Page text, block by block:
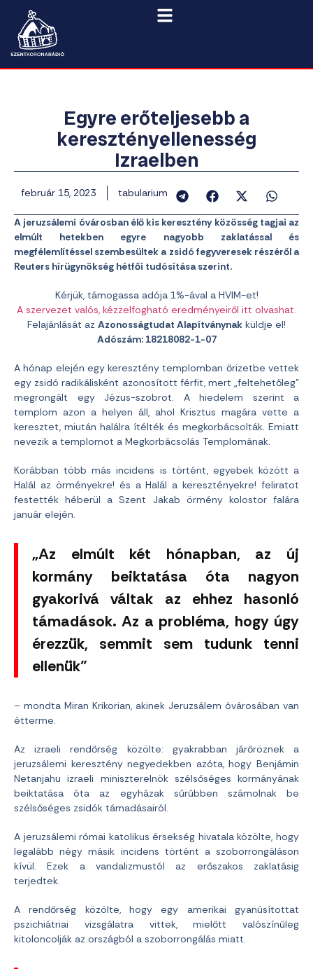
Egyre erőteljesebb a
keresztényellenesség
Izraelben
február 15, 2023 tabularium
A jeruzsálemi óvárosban élő kis keresztény közösség tagjai az
elmúlt hetekben egyre nagyobb zaklatással és
megfélemlítéssel szembesültek a zsidó fegyveresek részéről a
Reuters hírügynökség hétfői tudósítása szerint.
Kérjük, támogassa adója 1%-ával a HVIM-et!
A szervezet valós, kézzelfogható eredményeiről itt olvashat.
Felajánlását az Azonosságtudat Alapítványnak küldje el!
Adószám: 18218082-1-07
A hónap elején egy keresztény templomban őrizetbe vettek
egy zsidó radikálisként azonosított férfit, mert „feltehetőleg”
megrongált egy Jézus-szobrot. A hiedelem szerint a
templom azon a helyen áll, ahol Krisztus magára vette a
keresztet, miután halálra ítélték és megkorbácsolták. Emiatt
nevezik a templomot a Megkorbácsolás Templomának.
Korábban több más incidens is történt, egyebek között a
Halál az örményekre! és a Halál a keresztényekre! feliratot
festették héberül a Szent Jakab örmény kolostor falára
január elején.
„Az elmúlt két hónapban, az új
kormány beiktatása óta nagyon
gyakorivá váltak az ehhez hasonló
támadások. Az a probléma, hogy úgy
érezzük, semmit sem tudunk tenni
ellenük”
– mondta Miran Krikorian, akinek Jeruzsálem óvárosában van
étterme.
Az izraeli rendőrség közölte: gyakrabban járőröznek a
jeruzsálemi keresztény negyedekben azóta, hogy Benjámin
Netanjahu izraeli miniszterelnök szélsőséges kormányának
beiktatása óta az egyházak sűrűbben számolnak be
szélsőséges zsidók támadásairól.
A jeruzsálemi római katolikus érsekség hivatala közölte, hogy
legalább négy másik incidens történt a szoborrongáláson
kívül. Ezek a vandalizmustól az erőszakos zaklatásig
terjedtek.
A rendőrség közölte, hogy egy amerikai gyanúsítottat
pszichiátriai vizsgálatra vittek, mielőtt valószínűleg
kitoloncolják az országból a szoborrongálás miatt.